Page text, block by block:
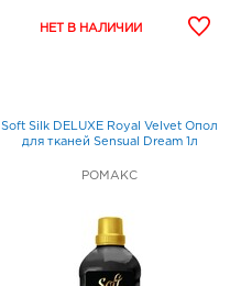
Soft Silk DELUXE Royal Velvet Опол
для тканей Sensual Dream 1л
РОМАКС